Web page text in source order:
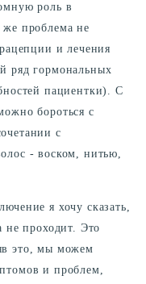
роль в
проблема не
и лечения
ряд гормональных
пациентки). С
бороться с
с
- воском, нитью,
я хочу сказать,
не проходит. Это
это, мы можем
и проблем,